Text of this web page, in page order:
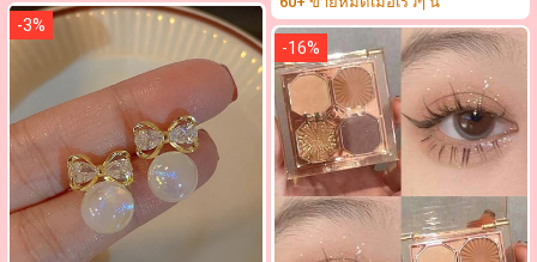
-3%
-16%